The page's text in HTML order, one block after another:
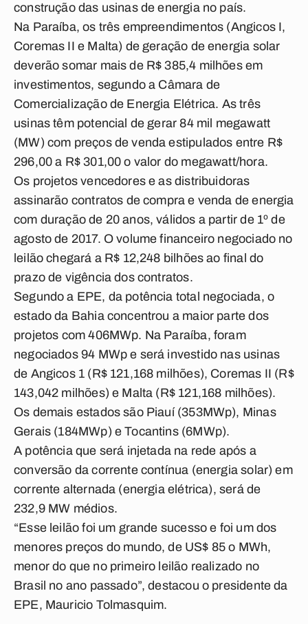
construção das usinas de energia no país.
Na Paraíba, os três empreendimentos (Angicos I,
Coremas II e Malta) de geração de energia solar
deverão somar mais de R$ 385,4 milhões em
investimentos, segundo a Câmara de
Comercialização de Energia Elétrica. As três
usinas têm potencial de gerar 84 mil megawatt
(MW) com preços de venda estipulados entre R$
296,00 a R$ 301,00 o valor do megawatt/hora.
Os projetos vencedores e as distribuidoras
assinarão contratos de compra e venda de energia
com duração de 20 anos, válidos a partir de 1º de
agosto de 2017. O volume financeiro negociado no
leilão chegará a R$ 12,248 bilhões ao final do
prazo de vigência dos contratos.
Segundo a EPE, da potência total negociada, o
estado da Bahia concentrou a maior parte dos
projetos com 406MWp. Na Paraíba, foram
negociados 94 MWp e será investido nas usinas
de Angicos 1 (R$ 121,168 milhões), Coremas II (R$
143,042 milhões) e Malta (R$ 121,168 milhões).
Os demais estados são Piauí (353MWp), Minas
Gerais (184MWp) e Tocantins (6MWp).
A potência que será injetada na rede após a
conversão da corrente contínua (energia solar) em
corrente alternada (energia elétrica), será de
232,9 MW médios.
“Esse leilão foi um grande sucesso e foi um dos
menores preços do mundo, de US$ 85 o MWh,
menor do que no primeiro leilão realizado no
Brasil no ano passado”, destacou o presidente da
EPE, Mauricio Tolmasquim.